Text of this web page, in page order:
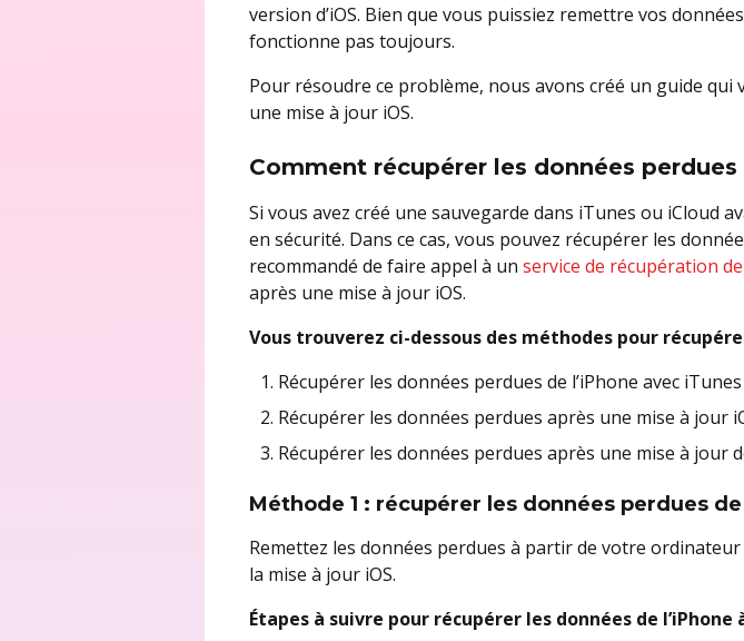
version d’iOS. Bien que vous puissiez remettre vos
fonctionne pas toujours.
Pour résoudre ce problème, nous avons créé un guide
une mise à jour iOS.
Comment récupérer les données
Si vous avez créé une sauvegarde dans iTunes ou iCloud
en sécurité. Dans ce cas, vous pouvez récupérer les
recommandé de faire appel à unservice de récupération
après une mise à jour iOS.
Vous trouverez ci-dessous des méthodes pour
Récupérer les données perdues de l’iPhone avec iTunes
Récupérer les données perdues après une mise à jour
Récupérer les données perdues après une mise à jour
Méthode 1 : récupérer les données perdues
Remettez les données perdues à partir de votre
la mise à jour iOS.
Étapes à suivre pour récupérer les données de